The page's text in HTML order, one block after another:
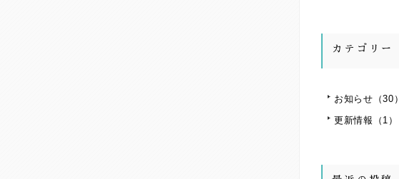
カテゴリー
お知らせ （30）
更新情報
（1）